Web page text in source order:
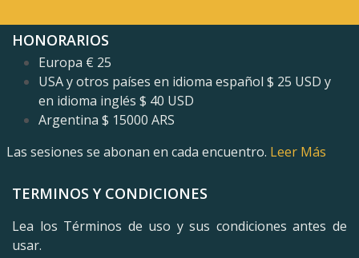
HONORARIOS
Europa € 25
USA y otros países en idioma español $ 25 USD y
en idioma inglés $ 40 USD
Argentina $ 15000 ARS
Las sesiones se abonan en cada encuentro. Leer Más
TERMINOS Y CONDICIONES
Lea los Términos de uso y sus condiciones antes de
usar.